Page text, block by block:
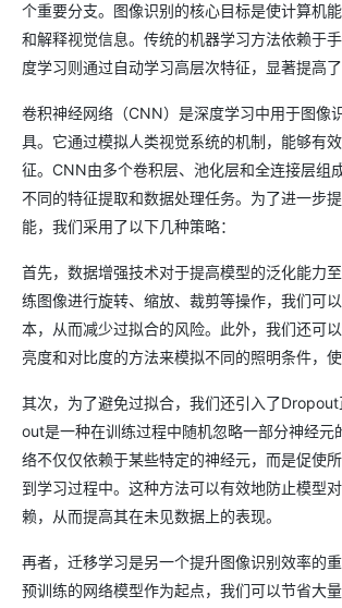
个重要分支。图像识别的核心目标是使计算机
和解释视觉信息。传统的机器学习方法依赖于
度学习则通过自动学习高层次特征，显著提高了
卷积神经网络（CNN）是深度学习中用于图像
具。它通过模拟人类视觉系统的机制，能够有
征。CNN由多个卷积层、池化层和全连接层组
不同的特征提取和数据处理任务。为了进一步
能，我们采用了以下几种策略：
首先，数据增强技术对于提高模型的泛化能力
练图像进行旋转、缩放、裁剪等操作，我们可
本，从而减少过拟合的风险。此外，我们还可
亮度和对比度的方法来模拟不同的照明条件，使
其次，为了避免过拟合，我们还引入了
out是一种在训练过程中随机忽略一部分神经元
络不仅仅依赖于某些特定的神经元，而是促使
到学习过程中。这种方法可以有效地防止模型
赖，从而提高其在未见数据上的表现。
再者，迁移学习是另一个提升图像识别效率的
预训练的网络模型作为起点，我们可以节省大